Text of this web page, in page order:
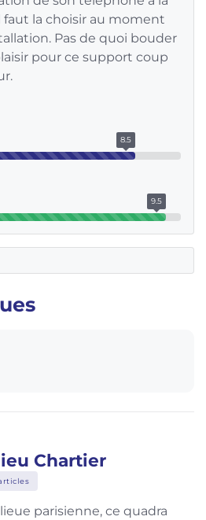
faut la choisir au moment
Pas de quoi bouder
pour ce support coup
8.5
9.5
Chartier
parisienne, ce quadra